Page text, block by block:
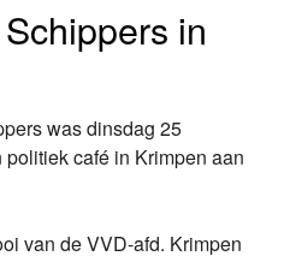
in
was dinsdag 25
café in Krimpen aan
van de VVD-afd. Krimpen